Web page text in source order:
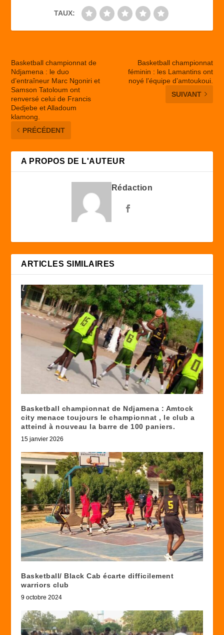
TAUX:
Basketball championnat de
Ndjamena : le duo
d’entraîneur Marc Ngoniri et
Samson Tatoloum ont
renversé celui de Francis
Dedjebe et Alladoum
klamong.
PRÉCÉDENT
Basketball championnat
féminin : les Lamantins ont
noyé l’équipe d’amtoukoui.
SUIVANT
A PROPOS DE L'AUTEUR
Rédaction
ARTICLES SIMILAIRES
Basketball championnat de Ndjamena : Amtock
city menace toujours le championnat , le club a
atteind à nouveau la barre de 100 paniers.
15 janvier 2026
Basketball/ Black Cab écarte difficilement
warriors club
9 octobre 2024